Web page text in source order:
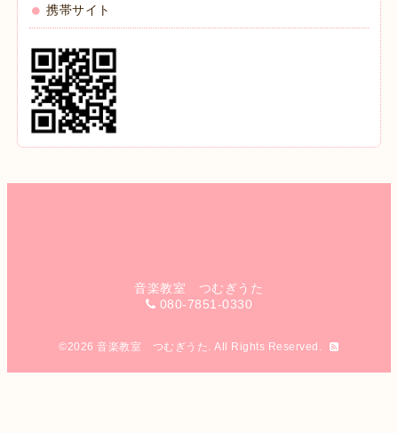
携帯サイト
音楽教室 つむぎうた
080-7851-0330
©2026音楽教室 つむぎうた. All Rights Reserved.